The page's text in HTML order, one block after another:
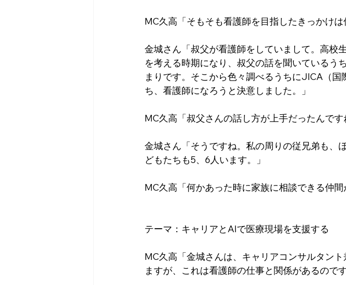
MC久高「そもそも看護師を目指したきっかけは
金城さん「叔父が看護師をしていまして。高校
を考える時期になり、叔父の話を聞いているう
まりです。そこから色々調べるうちにJICA（
ち、看護師になろうと決意しました。」
MC久高「叔父さんの話し方が上手だったんで
金城さん「そうですね。私の周りの従兄弟も、
どもたちも5、6人います。」
MC久高「何かあった時に家族に相談できる仲間
テーマ：キャリアとAIで医療現場を支援する
MC久高「金城さんは、キャリアコンサルタン
ますが、これは看護師の仕事と関係があるのです